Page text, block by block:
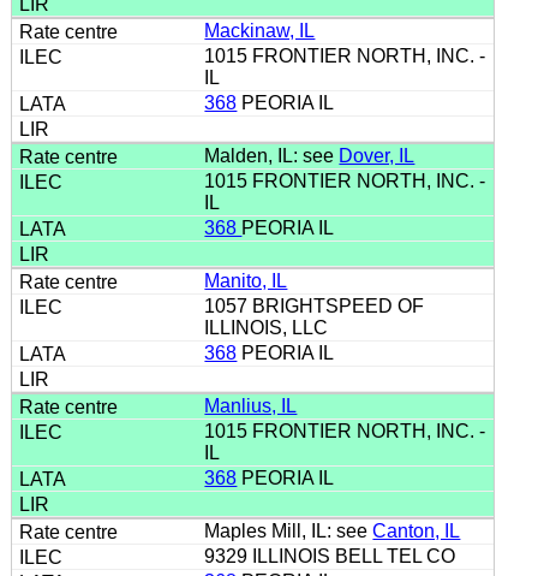
Mackinaw, IL
1015 FRONTIER NORTH, INC. -
IL
368 PEORIA IL
Malden, IL: see Dover, IL
1015 FRONTIER NORTH, INC. -
IL
368 PEORIA IL
Manito, IL
1057 BRIGHTSPEED OF
ILLINOIS, LLC
368 PEORIA IL
Manlius, IL
1015 FRONTIER NORTH, INC. -
IL
368 PEORIA IL
Maples Mill, IL: seeCanton, IL
9329 ILLINOIS BELL TEL CO